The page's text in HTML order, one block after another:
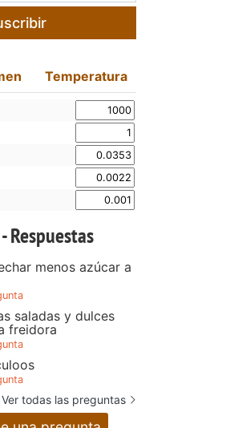
Temperatura
Respuestas
menos azúcar a
saladas y dulces
freidora
Ver todas las preguntas